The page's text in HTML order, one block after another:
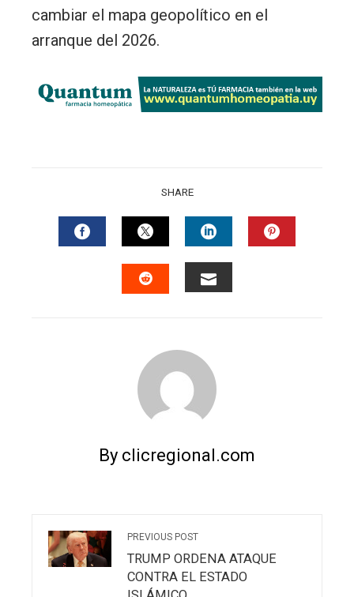
cambiar el mapa geopolítico en el
arranque del 2026.
SHARE
FACEBOOKTWITTERLINKEDIN
By clicregional.com
PREVIOUS POST
TRUMP ORDENA ATAQUE
CONTRA EL ESTADO